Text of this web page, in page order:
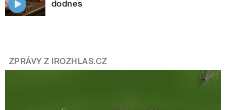
dodnes
ZPRÁVY Z IROZHLAS.CZ